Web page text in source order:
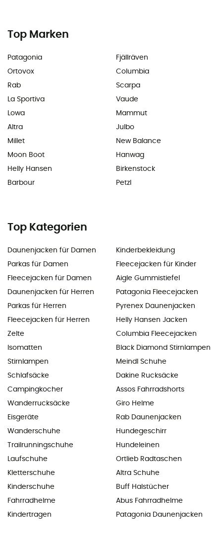
Top Marken
Patagonia
Ortovox
Rab
La Sportiva
Lowa
Altra
Millet
Moon Boot
Helly Hansen
Barbour
Fjällräven
Columbia
Scarpa
Vaude
Mammut
Julbo
New Balance
Hanwag
Birkenstock
Petzl
Top Kategorien
Daunenjacken für Damen
Parkas für Damen
Fleecejacken für Damen
Daunenjacken für Herren
Parkas für Herren
Fleecejacken für Herren
Zelte
Isomatten
Stirnlampen
Schlafsäcke
Campingkocher
Wanderrucksäcke
Eisgeräte
Wanderschuhe
Trailrunningschuhe
Laufschuhe
Kletterschuhe
Kinderschuhe
Fahrradhelme
Kindertragen
Kinderbekleidung
Fleecejacken für Kinder
Aigle Gummistiefel
Patagonia Fleecejacken
Pyrenex Daunenjacken
Helly Hansen Jacken
Columbia Fleecejacken
Black Diamond Stirnlampen
Meindl Schuhe
Dakine Rucksäcke
Assos Fahrradshorts
Giro Helme
Rab Daunenjacken
Hundegeschirr
Hundeleinen
Ortlieb Radtaschen
Altra Schuhe
Buff Halstücher
Abus Fahrradhelme
Patagonia Daunenjacken